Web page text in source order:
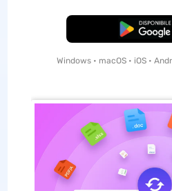
Download
Windows • macOS • iOS •